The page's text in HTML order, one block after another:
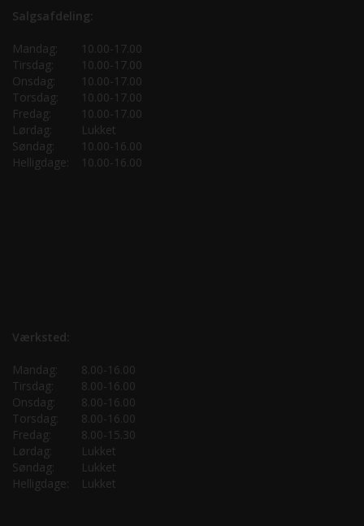
Salgsafdeling:
Mandag:
10.00-17.00
Tirsdag:
10.00-17.00
Onsdag:
10.00-17.00
Torsdag:
10.00-17.00
Fredag:
10.00-17.00
Lørdag:
Lukket
Søndag:
10.00-16.00
Helligdage:
10.00-16.00
Værksted:
Mandag:
8.00-16.00
Tirsdag:
8.00-16.00
Onsdag:
8.00-16.00
Torsdag:
8.00-16.00
Fredag:
8.00-15.30
Lørdag:
Lukket
Søndag:
Lukket
Helligdage:
Lukket